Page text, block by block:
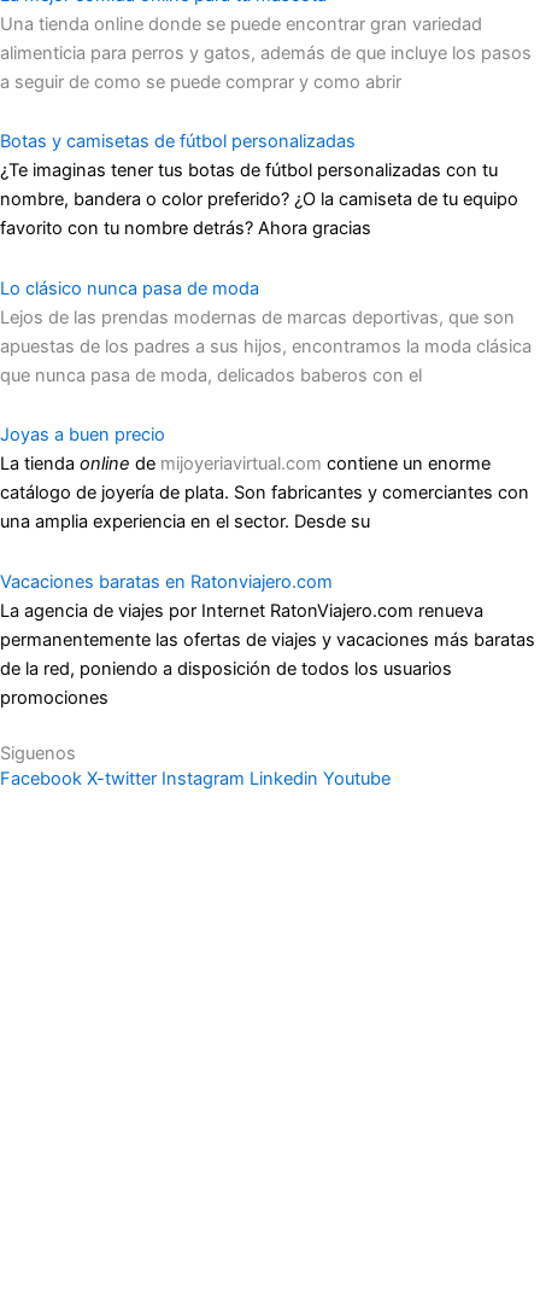
Una tienda online donde se puede encontrar gran variedad
alimenticia para perros y gatos, además de que incluye los pasos
a seguir de como se puede comprar y como abrir
Botas y camisetas de fútbol personalizadas
¿Te imaginas tener tus botas de fútbol personalizadas con tu
nombre, bandera o color preferido? ¿O la camiseta de tu equipo
favorito con tu nombre detrás? Ahora gracias
Lo clásico nunca pasa de moda
Lejos de las prendas modernas de marcas deportivas, que son
apuestas de los padres a sus hijos, encontramos la moda clásica
que nunca pasa de moda, delicados baberos con el
Joyas a buen precio
La tienda online de mijoyeriavirtual.com contiene un enorme
catálogo de joyería de plata. Son fabricantes y comerciantes con
una amplia experiencia en el sector. Desde su
Vacaciones baratas en Ratonviajero.com
La agencia de viajes por Internet RatonViajero.com renueva
permanentemente las ofertas de viajes y vacaciones más baratas
de la red, poniendo a disposición de todos los usuarios
promociones
Siguenos
Facebook X-twitter Instagram Linkedin Youtube